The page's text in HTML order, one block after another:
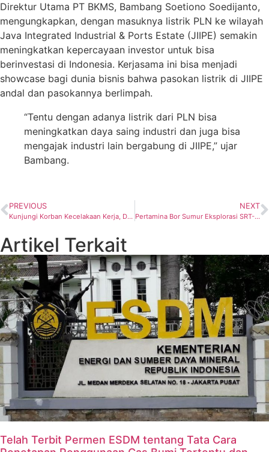
Direktur Utama PT BKMS, Bambang Soetiono Soedijanto,
mengungkapkan, dengan masuknya listrik PLN ke wilayah
Java Integrated Industrial & Ports Estate (JIIPE) semakin
meningkatkan kepercayaan investor untuk bisa
berinvestasi di Indonesia. Kerjasama ini bisa menjadi
showcase bagi dunia bisnis bahwa pasokan listrik di JIIPE
andal dan pasokannya berlimpah.
“Tentu dengan adanya listrik dari PLN bisa
meningkatkan daya saing industri dan juga bisa
mengajak industri lain bergabung di JIIPE,” ujar
Bambang.
PREVIOUS
Kunjungi Korban Kecelakaan Kerja, Dirut GeoDipa: Alhamdulillah Sudah Sehat Kembali
NEXT
Pertamina Bor Sumur Eksplorasi SRT-1X di Musi Banyuasin
Artikel Terkait
Telah Terbit Permen ESDM tentang Tata Cara